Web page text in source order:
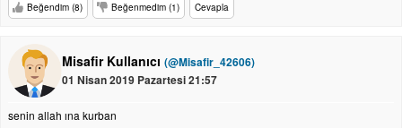
Beğendim (8) Beğenmedim (1) Cevapla
Misafir Kullanıcı (@Misafir_42606)
01 Nisan 2019 Pazartesi 21:57
senin allah ına kurban